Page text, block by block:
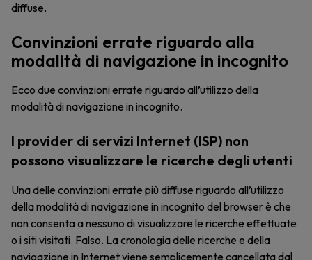
diffuse.
Convinzioni errate riguardo alla
modalità di navigazione in incognito
Ecco due convinzioni errate riguardo all’utilizzo della
modalità di navigazione in incognito.
I provider di servizi Internet (ISP) non
possono visualizzare le ricerche degli utenti
Una delle convinzioni errate più diffuse riguardo all’utilizzo
della modalità di navigazione in incognito del browser è che
non consenta a nessuno di visualizzare le ricerche effettuate
o i siti visitati. Falso. La cronologia delle ricerche e della
navigazione in Internet viene semplicemente cancellata dal